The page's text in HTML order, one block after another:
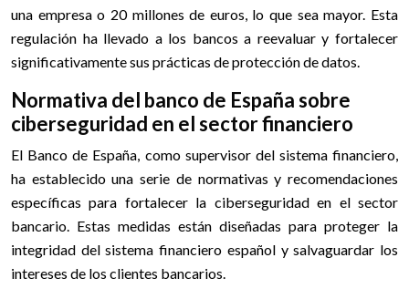
una empresa o 20 millones de euros, lo que sea mayor. Esta
regulación ha llevado a los bancos a reevaluar y fortalecer
significativamente sus prácticas de protección de datos.
Normativa del banco de España sobre
ciberseguridad en el sector financiero
El Banco de España, como supervisor del sistema financiero,
ha establecido una serie de normativas y recomendaciones
específicas para fortalecer la ciberseguridad en el sector
bancario. Estas medidas están diseñadas para proteger la
integridad del sistema financiero español y salvaguardar los
intereses de los clientes bancarios.